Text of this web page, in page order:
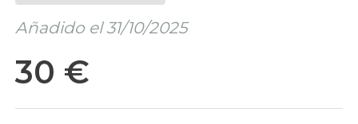
Añadido el 31/10/2025
30 €